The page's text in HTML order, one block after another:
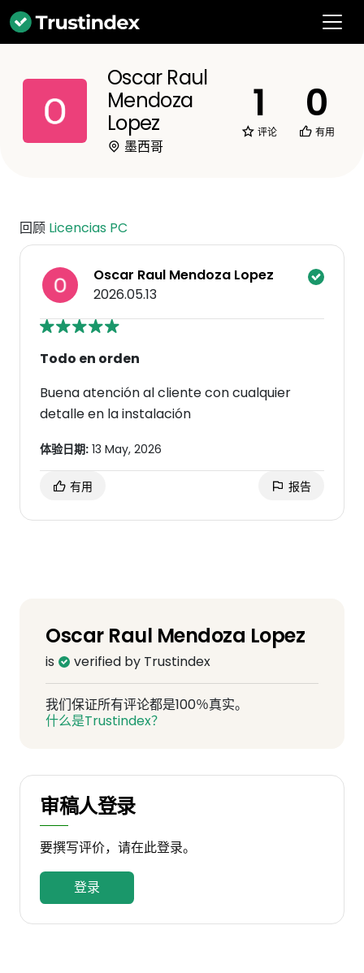
Oscar Raul
Mendoza
Lopez
墨西哥
1
评论
0
有用
回顾 Licencias PC
Oscar Raul Mendoza Lopez
2026.05.13
Todo en orden
Buena atención al cliente con cualquier
detalle en la instalación
体验日期: 13 May, 2026
有用 报告
Oscar Raul Mendoza Lopez
is verified by Trustindex
我们保证所有评论都是100％真实。
什么是Trustindex？
审稿人登录
要撰写评价，请在此登录。
登录